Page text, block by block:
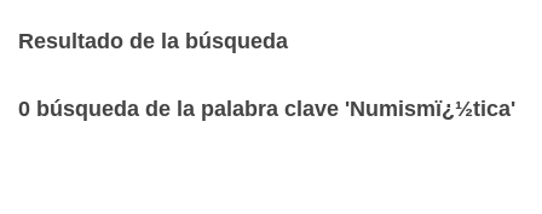
Resultado de la búsqueda
0 búsqueda de la palabra clave 'Numismï¿½tica'